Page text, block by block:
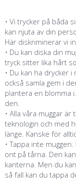
• Vi trycker på båda
kan njuta av din
Här diskriminerar vi
• Du kan diska din
tryck sitter lika hårt
• Du kan ha drycker
också samla gem i
plantera en blomma
den.
• Alla våra muggar
teknologin och med
länge. Kanske för
• Tappa inte
ont på tårna. Den
kanterna. Men du
så fall kan du tappa